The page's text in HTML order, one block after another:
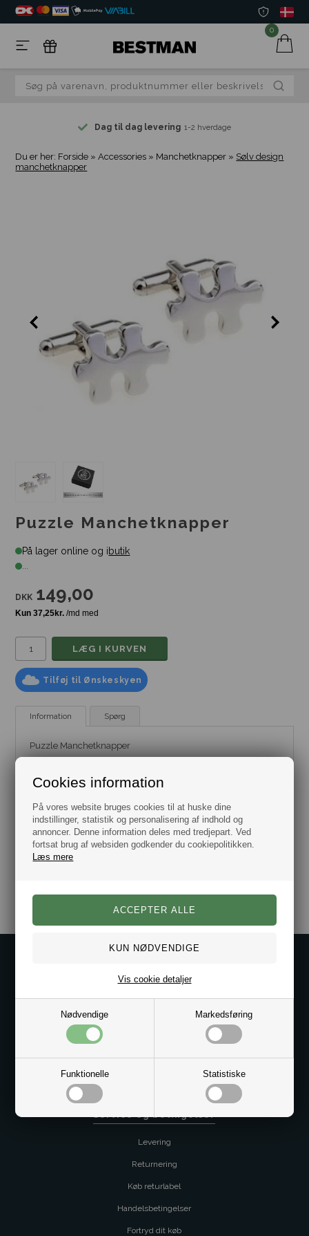
Cookies information
På vores website bruges cookies til at huske dine
indstillinger, statistik og personalisering af indhold og
annoncer. Denne information deles med tredjepart. Ved
fortsat brug af websiden godkender du cookiepolitikken.
Læs mere
Nødvendige Markedsføring
Funktionelle Statistiske
Vis cookie detaljer
0
Dag til dag levering 1-2 hverdage
Du er her: Forside »Accessories » Manchetknapper » Sølv design
manchetknapper
Puzzle Manchetknapper
På lager online og ibutik
...
DKK 149,00
Tilføj til Ønskeskyen
Information Spørg
Puzzle Manchetknapper
Leveres i flot gaveæske.
Dag til dag levering.
Kundeservice@bestman.dk
Telefon: 8862 6233
CVR 33496362 Thol Aps
Service og betingelser
Levering
Returnering
Køb returlabel
Handelsbetingelser
Fortryd dit køb